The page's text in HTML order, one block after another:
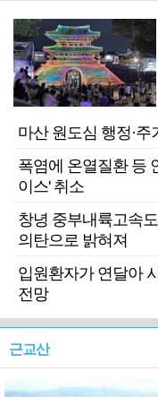
마산 원도심 행정·
폭염에 온열질환 등
이스' 취소
창녕 중부내륙고속
의탄으로 밝혀져
입원환자가 연달아
전망
근교산